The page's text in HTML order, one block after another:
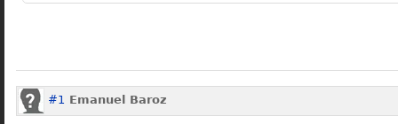
#1 Emanuel Baroz